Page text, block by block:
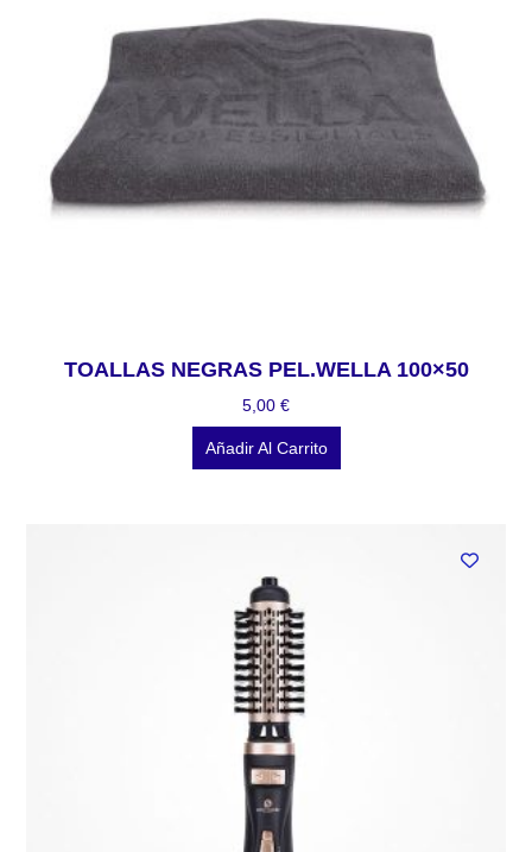
TOALLAS NEGRAS PEL.WELLA 100×50
5,00 €
Añadir Al Carrito